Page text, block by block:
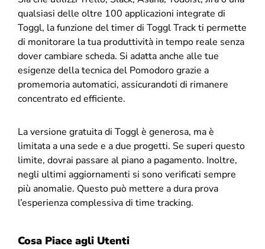
qualsiasi delle oltre 100 applicazioni integrate di
Toggl, la funzione del timer di Toggl Track ti permette
di monitorare la tua produttività in tempo reale senza
dover cambiare scheda. Si adatta anche alle tue
esigenze della tecnica del Pomodoro grazie a
promemoria automatici, assicurandoti di rimanere
concentrato ed efficiente.
La versione gratuita di Toggl è generosa, ma è
limitata a una sede e a due progetti. Se superi questo
limite, dovrai passare al piano a pagamento. Inoltre,
negli ultimi aggiornamenti si sono verificati sempre
più anomalie. Questo può mettere a dura prova
l’esperienza complessiva di time tracking.
Cosa Piace agli Utenti